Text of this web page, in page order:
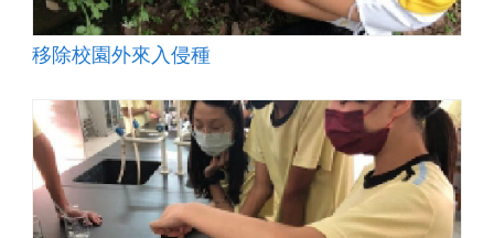
移除校園外來入侵種